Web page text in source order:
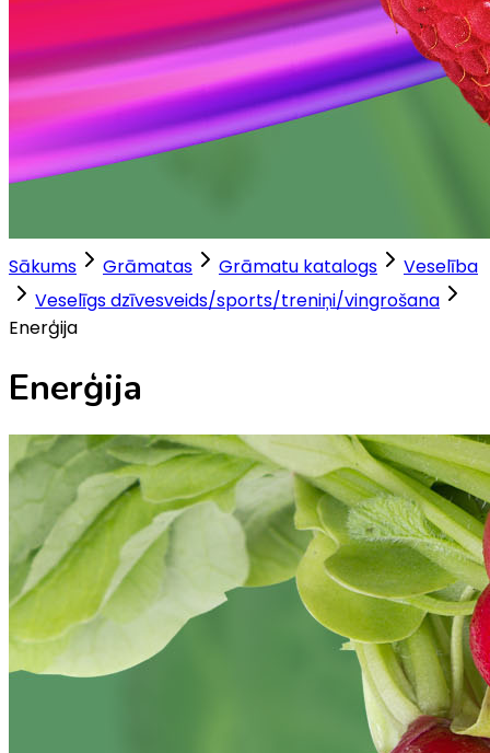
Sākums Grāmatas Grāmatu katalogs
Veselība
Veselīgs dzīvesveids/sports/treniņi/vingrošana
Enerģija
Enerģija